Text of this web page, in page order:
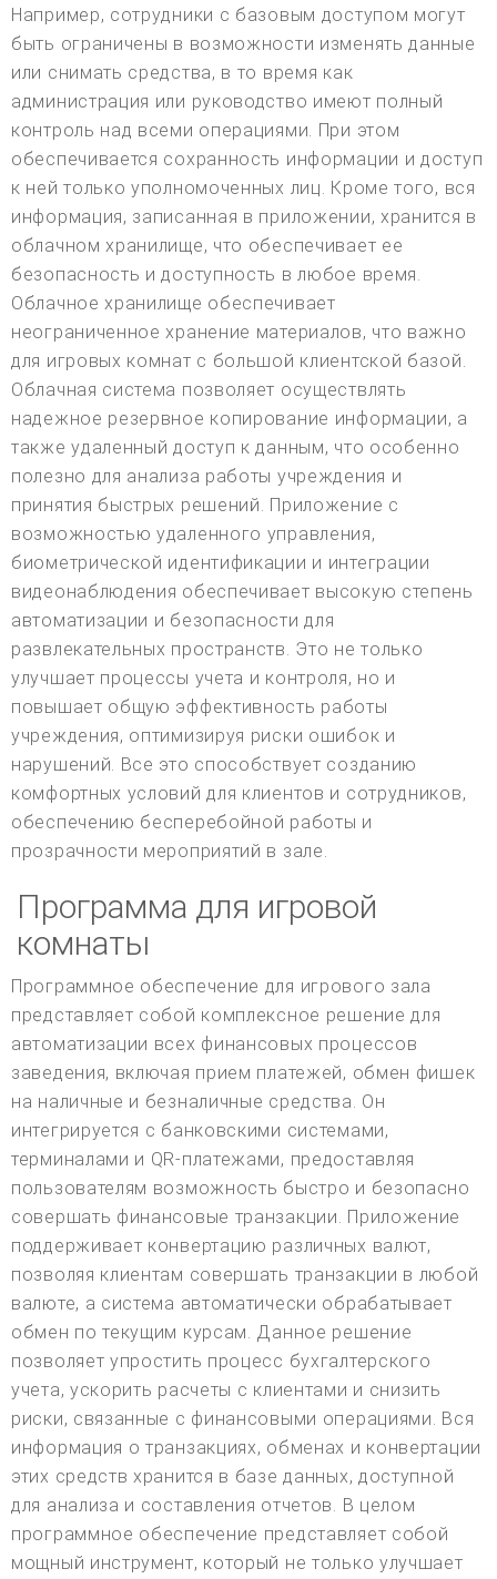
Например, сотрудники с базовым доступом могут
быть ограничены в возможности изменять данные
или снимать средства, в то время как
администрация или руководство имеют полный
контроль над всеми операциями. При этом
обеспечивается сохранность информации и доступ
к ней только уполномоченных лиц. Кроме того, вся
информация, записанная в приложении, хранится в
облачном хранилище, что обеспечивает ее
безопасность и доступность в любое время.
Облачное хранилище обеспечивает
неограниченное хранение материалов, что важно
для игровых комнат с большой клиентской базой.
Облачная система позволяет осуществлять
надежное резервное копирование информации, а
также удаленный доступ к данным, что особенно
полезно для анализа работы учреждения и
принятия быстрых решений. Приложение с
возможностью удаленного управления,
биометрической идентификации и интеграции
видеонаблюдения обеспечивает высокую степень
автоматизации и безопасности для
развлекательных пространств. Это не только
улучшает процессы учета и контроля, но и
повышает общую эффективность работы
учреждения, оптимизируя риски ошибок и
нарушений. Все это способствует созданию
комфортных условий для клиентов и сотрудников,
обеспечению бесперебойной работы и
прозрачности мероприятий в зале.
Программа для игровой
комнаты
Программное обеспечение для игрового зала
представляет собой комплексное решение для
автоматизации всех финансовых процессов
заведения, включая прием платежей, обмен фишек
на наличные и безналичные средства. Он
интегрируется с банковскими системами,
терминалами и QR-платежами, предоставляя
пользователям возможность быстро и безопасно
совершать финансовые транзакции. Приложение
поддерживает конвертацию различных валют,
позволяя клиентам совершать транзакции в любой
валюте, а система автоматически обрабатывает
обмен по текущим курсам. Данное решение
позволяет упростить процесс бухгалтерского
учета, ускорить расчеты с клиентами и снизить
риски, связанные с финансовыми операциями. Вся
информация о транзакциях, обменах и конвертации
этих средств хранится в базе данных, доступной
для анализа и составления отчетов. В целом
программное обеспечение представляет собой
мощный инструмент, который не только улучшает